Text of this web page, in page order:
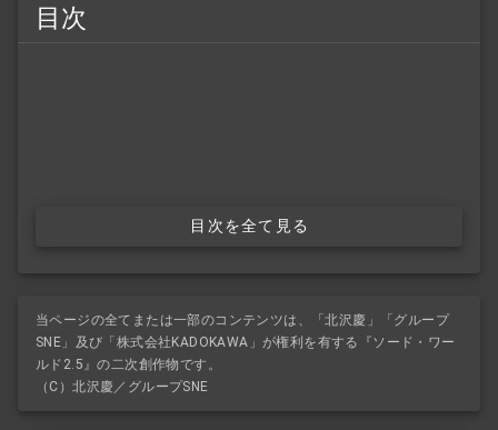
目次
目次を全て見る
当ページの全てまたは一部のコンテンツは、「北沢慶」「グループ
SNE」及び「株式会社KADOKAWA」が権利を有する『ソード・ワー
ルド2.5』の二次創作物です。
（C）北沢慶／グループSNE